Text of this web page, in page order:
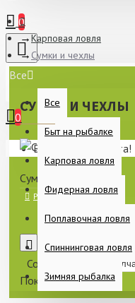
0
Все
Все
Быт на рыбалке
Карповая ловля
Фидерная ловля
Поплавочная ловля
Спиннинговая ловля
Зимняя рыбалка
0
Ваша корзина пуста!
Карповая ловля
Сумки и чехлы
СУМКИ И ЧЕХЛЫ
Сумки и чехлы
0
Сортировка:
Показать: